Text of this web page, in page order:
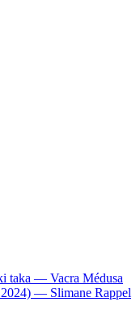
taka — Vacra Médusa
2024) — Slimane Rappel